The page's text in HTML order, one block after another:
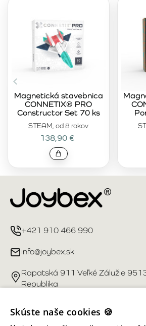
STEAM, od 8 rokov
Magnetická stavebnica
CONNETIX® PRO
Constructor Set 70 ks
138,90 €
+421 910 466 990
info@joybex.sk
Rapatská 911 Veľké Zálužie
Republika
Užitočné odkazy
Skúste naše cookies 🍪